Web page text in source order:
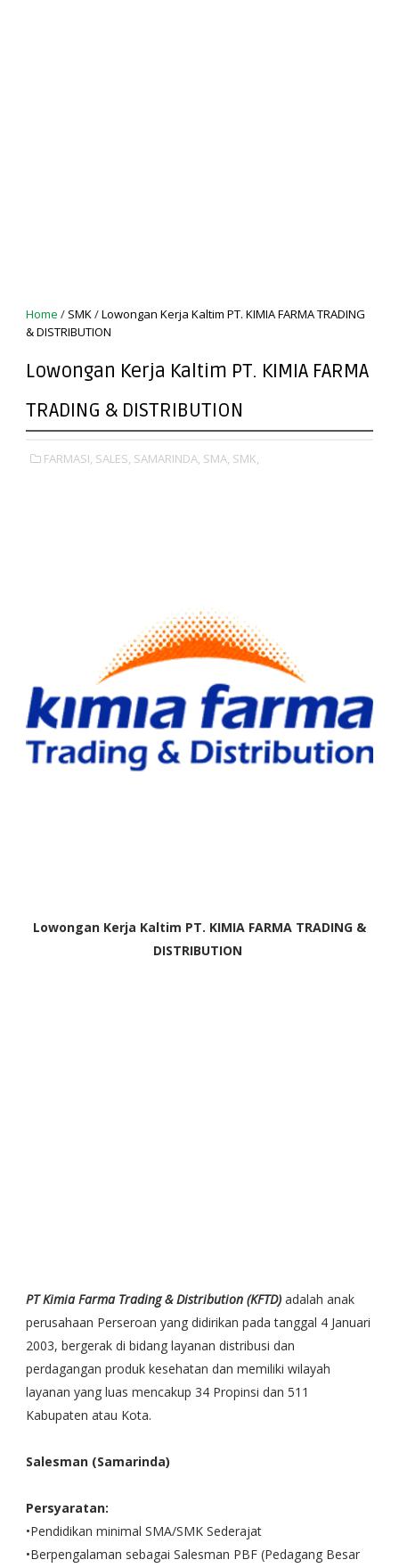
Home / SMK/Lowongan Kerja Kaltim PT. KIMIA FARMA TRADING
& DISTRIBUTION
Lowongan Kerja Kaltim PT. KIMIA FARMA
TRADING & DISTRIBUTION
FARMASI, SALES, SAMARINDA, SMA, SMK,
Lowongan Kerja Kaltim PT. KIMIA FARMA TRADING &
DISTRIBUTION
PT Kimia Farma Trading & Distribution (KFTD) adalah anak
perusahaan Perseroan yang didirikan pada tanggal 4 Januari
2003, bergerak di bidang layanan distribusi dan
perdagangan produk kesehatan dan memiliki wilayah
layanan yang luas mencakup 34 Propinsi dan 511
Kabupaten atau Kota.
Salesman (Samarinda)
Persyaratan:
•Pendidikan minimal SMA/SMK Sederajat
•Berpengalaman sebagai Salesman PBF (Pedagang Besar